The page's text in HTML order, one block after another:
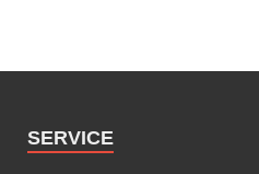
SERVICE